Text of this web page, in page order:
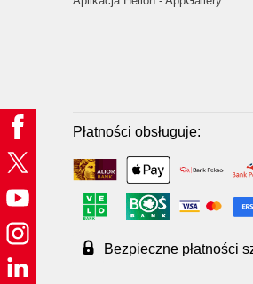
Płatności obsługuje:
Bezpieczne płatności